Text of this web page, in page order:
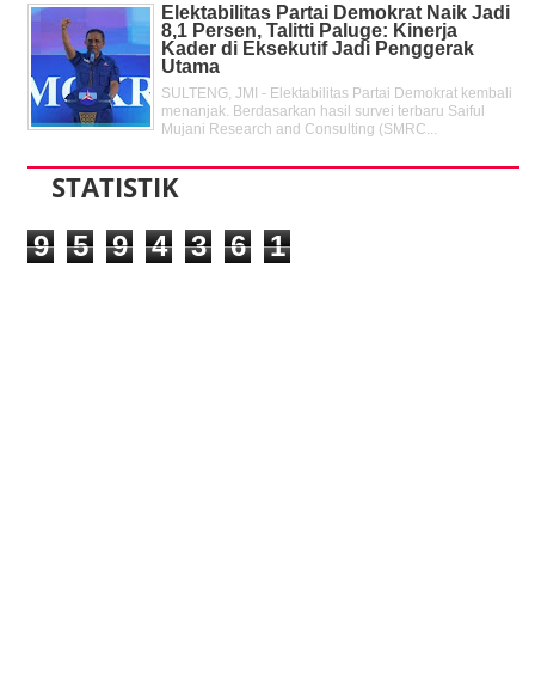
Elektabilitas Partai Demokrat Naik Jadi
8,1 Persen, Talitti Paluge: Kinerja
Kader di Eksekutif Jadi Penggerak
Utama
SULTENG, JMI - Elektabilitas Partai Demokrat kembali
menanjak. Berdasarkan hasil survei terbaru Saiful
Mujani Research and Consulting (SMRC...
STATISTIK
9 5 9 4 3 6 1